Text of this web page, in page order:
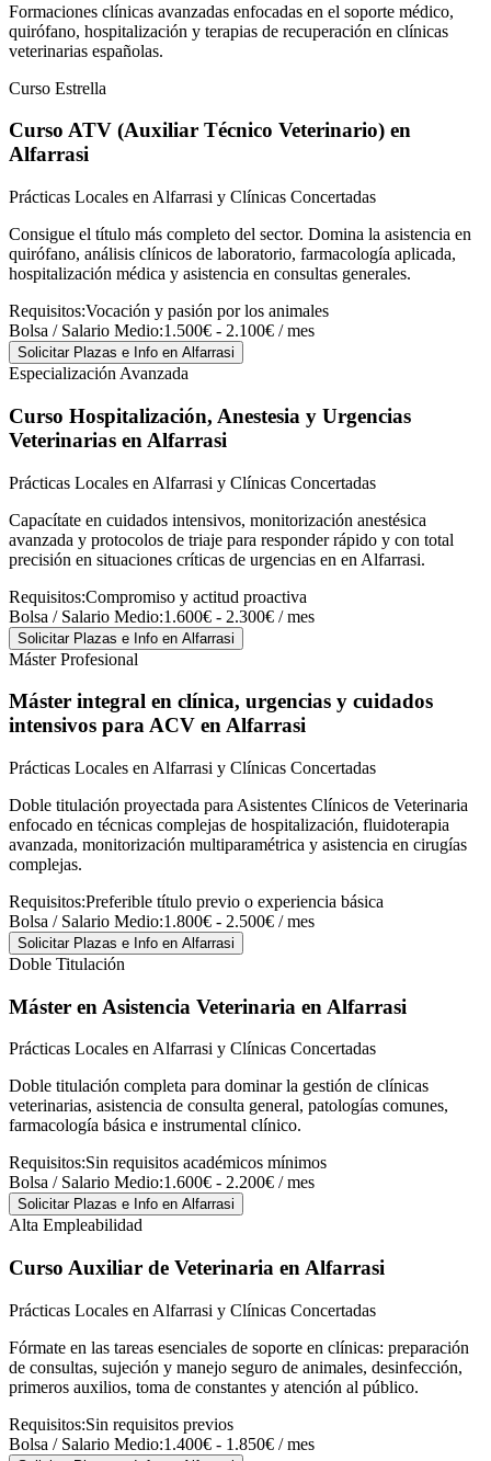
Formaciones clínicas avanzadas enfocadas en el soporte médico,
quirófano, hospitalización y terapias de recuperación en clínicas
veterinarias españolas.
Curso Estrella
Curso ATV (Auxiliar Técnico Veterinario) en
Alfarrasi
Prácticas Locales en Alfarrasi y Clínicas Concertadas
Consigue el título más completo del sector. Domina la asistencia en
quirófano, análisis clínicos de laboratorio, farmacología aplicada,
hospitalización médica y asistencia en consultas generales.
Requisitos:Vocación y pasión por los animales
Bolsa / Salario Medio:1.500€ - 2.100€ / mes
Solicitar Plazas e Info en Alfarrasi
Especialización Avanzada
Curso Hospitalización, Anestesia y Urgencias
Veterinarias en Alfarrasi
Prácticas Locales en Alfarrasi y Clínicas Concertadas
Capacítate en cuidados intensivos, monitorización anestésica
avanzada y protocolos de triaje para responder rápido y con total
precisión en situaciones críticas de urgencias en en Alfarrasi.
Requisitos:Compromiso y actitud proactiva
Bolsa / Salario Medio:1.600€ - 2.300€ / mes
Solicitar Plazas e Info en Alfarrasi
Máster Profesional
Máster integral en clínica, urgencias y cuidados
intensivos para ACV en Alfarrasi
Prácticas Locales en Alfarrasi y Clínicas Concertadas
Doble titulación proyectada para Asistentes Clínicos de Veterinaria
enfocado en técnicas complejas de hospitalización, fluidoterapia
avanzada, monitorización multiparamétrica y asistencia en cirugías
complejas.
Requisitos:Preferible título previo o experiencia básica
Bolsa / Salario Medio:1.800€ - 2.500€ / mes
Solicitar Plazas e Info en Alfarrasi
Doble Titulación
Máster en Asistencia Veterinaria en Alfarrasi
Prácticas Locales en Alfarrasi y Clínicas Concertadas
Doble titulación completa para dominar la gestión de clínicas
veterinarias, asistencia de consulta general, patologías comunes,
farmacología básica e instrumental clínico.
Requisitos:Sin requisitos académicos mínimos
Bolsa / Salario Medio:1.600€ - 2.200€ / mes
Solicitar Plazas e Info en Alfarrasi
Alta Empleabilidad
Curso Auxiliar de Veterinaria en Alfarrasi
Prácticas Locales en Alfarrasi y Clínicas Concertadas
Fórmate en las tareas esenciales de soporte en clínicas: preparación
de consultas, sujeción y manejo seguro de animales, desinfección,
primeros auxilios, toma de constantes y atención al público.
Requisitos:Sin requisitos previos
Bolsa / Salario Medio:1.400€ - 1.850€ / mes